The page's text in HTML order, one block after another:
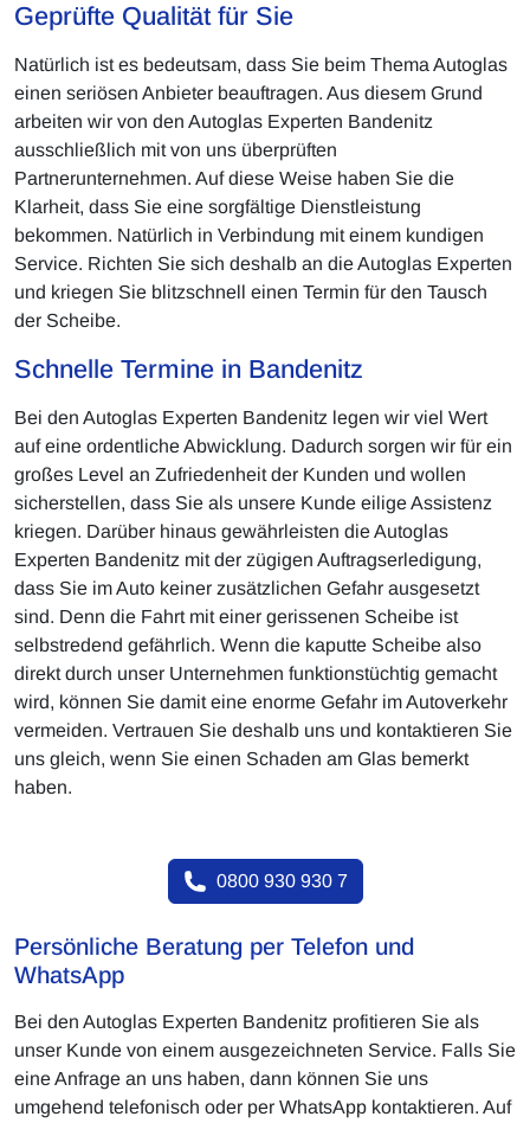
Geprüfte Qualität für Sie
Natürlich ist es bedeutsam, dass Sie beim Thema Autoglas
einen seriösen Anbieter beauftragen. Aus diesem Grund
arbeiten wir von den Autoglas Experten Bandenitz
ausschließlich mit von uns überprüften
Partnerunternehmen. Auf diese Weise haben Sie die
Klarheit, dass Sie eine sorgfältige Dienstleistung
bekommen. Natürlich in Verbindung mit einem kundigen
Service. Richten Sie sich deshalb an die Autoglas Experten
und kriegen Sie blitzschnell einen Termin für den Tausch
der Scheibe.
Schnelle Termine in Bandenitz
Bei den Autoglas Experten Bandenitz legen wir viel Wert
auf eine ordentliche Abwicklung. Dadurch sorgen wir für ein
großes Level an Zufriedenheit der Kunden und wollen
sicherstellen, dass Sie als unsere Kunde eilige Assistenz
kriegen. Darüber hinaus gewährleisten die Autoglas
Experten Bandenitz mit der zügigen Auftragserledigung,
dass Sie im Auto keiner zusätzlichen Gefahr ausgesetzt
sind. Denn die Fahrt mit einer gerissenen Scheibe ist
selbstredend gefährlich. Wenn die kaputte Scheibe also
direkt durch unser Unternehmen funktionstüchtig gemacht
wird, können Sie damit eine enorme Gefahr im Autoverkehr
vermeiden. Vertrauen Sie deshalb uns und kontaktieren Sie
uns gleich, wenn Sie einen Schaden am Glas bemerkt
haben.
0800 930 930 7
Persönliche Beratung per Telefon und
WhatsApp
Bei den Autoglas Experten Bandenitz profitieren Sie als
unser Kunde von einem ausgezeichneten Service. Falls Sie
eine Anfrage an uns haben, dann können Sie uns
umgehend telefonisch oder per WhatsApp kontaktieren. Auf